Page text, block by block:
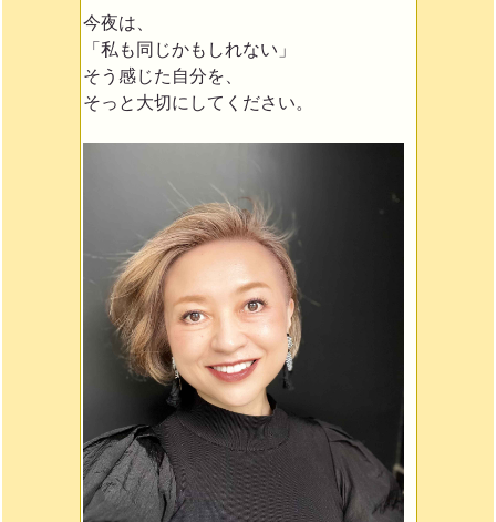
今夜は、
「私も同じかもしれない」
そう感じた自分を、
そっと大切にしてください。